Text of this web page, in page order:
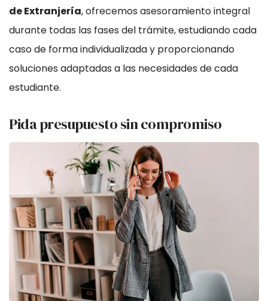
de Extranjería, ofrecemos asesoramiento integral
durante todas las fases del trámite, estudiando cada
caso de forma individualizada y proporcionando
soluciones adaptadas a las necesidades de cada
estudiante.
Pida presupuesto sin compromiso